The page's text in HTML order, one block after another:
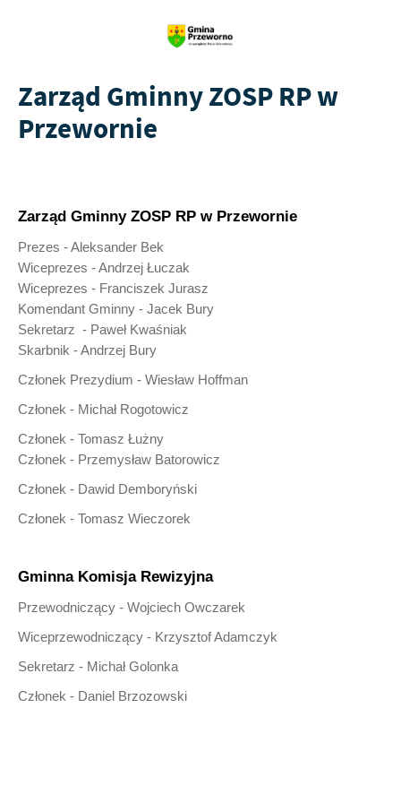
Zarząd Gminny ZOSP RP w
Przewornie
Zarząd Gminny ZOSP RP w Przewornie
Prezes - Aleksander Bek
Wiceprezes - Andrzej Łuczak
Wiceprezes - Franciszek Jurasz
Komendant Gminny - Jacek Bury
Sekretarz - Paweł Kwaśniak
Skarbnik - Andrzej Bury
Członek Prezydium - Wiesław Hoffman
Członek - Michał Rogotowicz
Członek - Tomasz Łużny
Członek - Przemysław Batorowicz
Członek - Dawid Demboryński
Członek - Tomasz Wieczorek
Gminna Komisja Rewizyjna
Przewodniczący - Wojciech Owczarek
Wiceprzewodniczący - Krzysztof Adamczyk
Sekretarz - Michał Golonka
Członek - Daniel Brzozowski